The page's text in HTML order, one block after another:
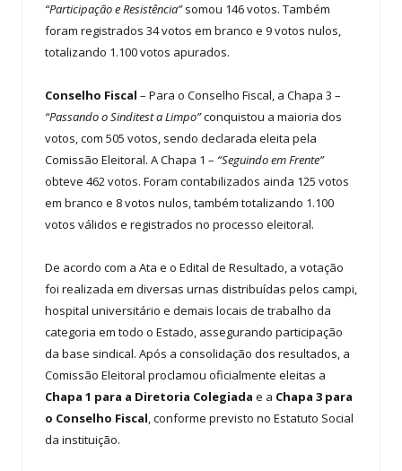
“Participação e Resistência”somou 146 votos. Também
foram registrados 34 votos em branco e 9 votos nulos,
totalizando 1.100 votos apurados.
Conselho Fiscal – Para o Conselho Fiscal, a Chapa 3 –
“Passando o Sinditest a Limpo”conquistou a maioria dos
votos, com 505 votos, sendo declarada eleita pela
Comissão Eleitoral. A Chapa 1 – “Seguindo em Frente”
obteve 462 votos. Foram contabilizados ainda 125 votos
em branco e 8 votos nulos, também totalizando 1.100
votos válidos e registrados no processo eleitoral.
De acordo com a Ata e o Edital de Resultado, a votação
foi realizada em diversas urnas distribuídas pelos campi,
hospital universitário e demais locais de trabalho da
categoria em todo o Estado, assegurando participação
da base sindical. Após a consolidação dos resultados, a
Comissão Eleitoral proclamou oficialmente eleitas a
Chapa 1 para a Diretoria Colegiada e a Chapa 3 para
o Conselho Fiscal, conforme previsto no Estatuto Social
da instituição.